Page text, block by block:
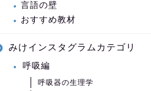
言語の壁
おすすめ教材
みけインスタグラムカテゴリ
呼吸編
呼吸器の生理学